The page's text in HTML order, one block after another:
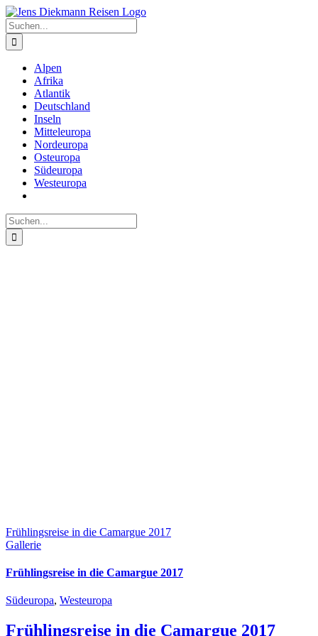
Zum
Inhalt
springen
Suche
nach:
Alpen
Afrika
Atlantik
Deutschland
Inseln
Mitteleuropa
Nordeuropa
Osteuropa
Südeuropa
Westeuropa
Suche
nach:
Frühlingsreise in die Camargue 2017
Gallerie
Frühlingsreise in die Camargue 2017
Südeuropa, Westeuropa
Frühlingsreise in die Camargue 2017